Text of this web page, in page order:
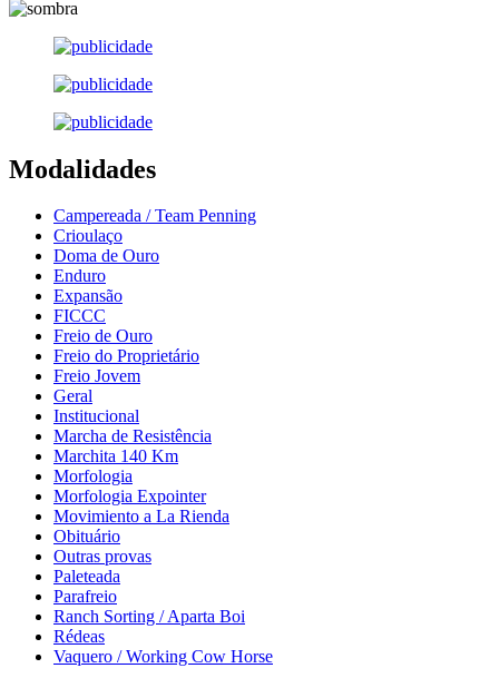
Modalidades
Campereada / Team Penning
Crioulaço
Doma de Ouro
Enduro
Expansão
FICCC
Freio de Ouro
Freio do Proprietário
Freio Jovem
Geral
Institucional
Marcha de Resistência
Marchita 140 Km
Morfologia
Morfologia Expointer
Movimiento a La Rienda
Obituário
Outras provas
Paleteada
Parafreio
Ranch Sorting / Aparta Boi
Rédeas
Vaquero / Working Cow Horse